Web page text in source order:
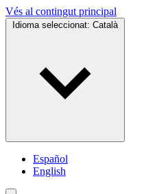
Vés al contingut principal
Idioma seleccionat: Català
Español
English